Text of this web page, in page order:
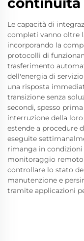
Le capacità di
completi vanno oltre
incorporando la
protocolli di
trasferimento
dell'energia di
una risposta
transizione senza
secondi, spesso
interruzione della
estende a procedure
eseguite
rimanga in
monitoraggio
controllare lo stato
manutenzione e
tramite applicazioni